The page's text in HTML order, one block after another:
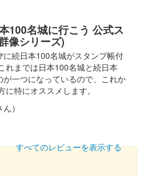
100名城に行こう 公式ス
像シリーズ)
続日本100名城がスタンプ帳付
れまでは日本100名城と続日本
一つになっているので、これか
特にオススメします。
）
すべてのレビューを表示する